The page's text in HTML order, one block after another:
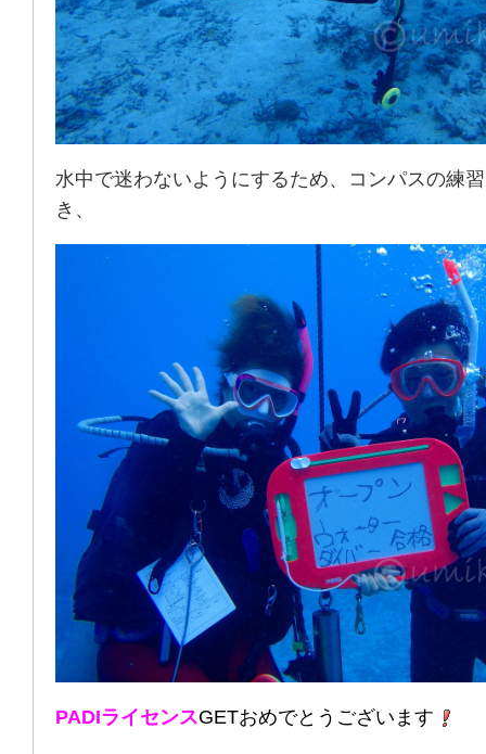
水中で迷わないようにするため、コンパスの練
き、
PADIライセンスGETおめでとうございます